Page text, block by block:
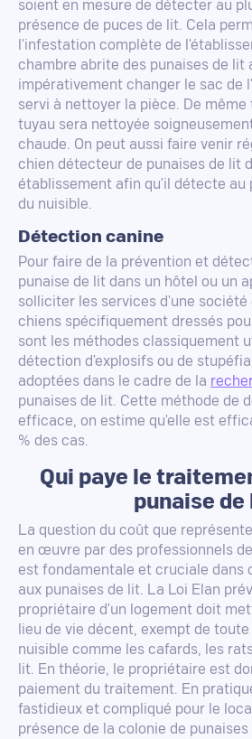
soient en mesure de détecter au
présence de puces de lit. Cela
l'infestation complète de
chambre abrite des punaises de lit
impérativement changer le sac de
servi à nettoyer la pièce. De
tuyau sera nettoyée
chaude. On peut aussi faire venir
chien détecteur de punaises de lit
établissement afin qu'il détecte au
du nuisible.
Détection canine
Pour faire de la prévention et
punaise de lit dans un hôtel ou un
solliciter les services d'une société
chiens spécifiquement dressés
sont les méthodes classiquement
détection d'explosifs ou de
adoptées dans le cadre de la
punaises de lit. Cette méthode de
efficace, on estime qu'elle est
% des cas.
Qui paye le
punaise de
La question du coût que
en œuvre par des professionnels
est fondamentale et cruciale dans
aux punaises de lit. La Loi Elan
propriétaire d'un logement doit
lieu de vie décent, exempt de
nuisible comme les cafards, les
lit. En théorie, le propriétaire est
paiement du traitement. En
fastidieux et compliqué pour le
présence de la colonie de punaises